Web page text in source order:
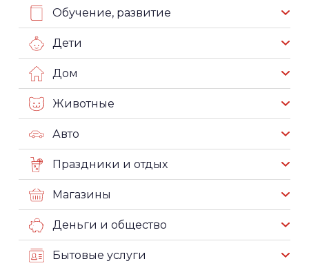
Обучение, развитие
Дети
Дом
Животные
Авто
Праздники и отдых
Магазины
Деньги и общество
Бытовые услуги